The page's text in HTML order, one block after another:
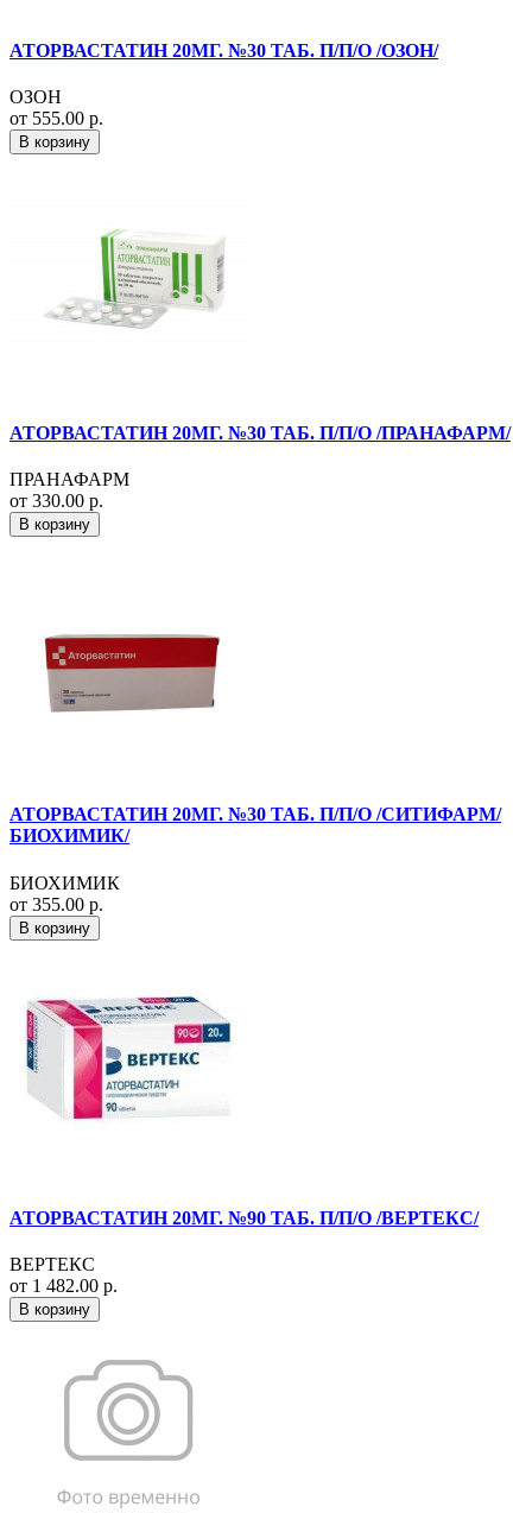
АТОРВАСТАТИН 20МГ. №30 ТАБ. П/П/О /ОЗОН/
ОЗОН
от 555.00 р.
В корзину
АТОРВАСТАТИН 20МГ. №30 ТАБ. П/П/О /ПРАНАФАРМ/
ПРАНАФАРМ
от 330.00 р.
В корзину
АТОРВАСТАТИН 20МГ. №30 ТАБ. П/П/О /СИТИФАРМ/
БИОХИМИК/
БИОХИМИК
от 355.00 р.
В корзину
АТОРВАСТАТИН 20МГ. №90 ТАБ. П/П/О /ВЕРТЕКС/
ВЕРТЕКС
от 1 482.00 р.
В корзину